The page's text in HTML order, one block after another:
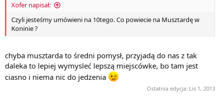
Xofer napisał:
Czyli jesteśmy umówieni na 10tego. Co powiecie na Musztardę w
Koninie ?
chyba musztarda to średni pomysł, przyjadą do nas z tak
daleka to lepiej wymysleć lepszą miejscówke, bo tam jest
ciasno i niema nic do jedzenia
Ostatnia edycja: Lis 1, 2013